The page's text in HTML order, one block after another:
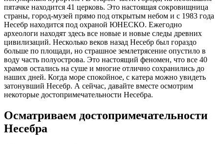
пятачке находится 41 церковь. Это настоящая сокровищница
страны, город-музей прямо под открытым небом и с 1983 года
Несебр находится под охраной ЮНЕСКО. Ежегодно
археологи находят здесь все новые и новые следы древних
цивилизаций. Несколько веков назад Несебр был гораздо
больше по площади, но страшное землетрясение опустило в
воду часть полуострова. Это настоящий феномен, что все 40
храмов остались на суше и многие отлично сохранились до
наших дней. Когда море спокойное, с катера можно увидеть
затонувший Несебр. А сейчас, давайте вместе осмотрим
некоторые достопримечательности Несебра.
Осматриваем достопримечательности
Несебра